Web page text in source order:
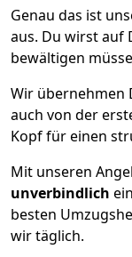
Genau das ist
aus. Du wirst auf
bewältigen
Wir übernehmen
auch von der
Kopf für einen
Mit unseren
unverbindlich
besten
wir täglich.